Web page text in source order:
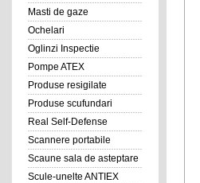
Masti de gaze
Ochelari
Oglinzi Inspectie
Pompe ATEX
Produse resigilate
Produse scufundari
Real Self-Defense
Scannere portabile
Scaune sala de asteptare
Scule-unelte ANTIEX